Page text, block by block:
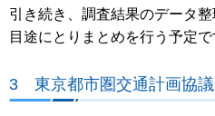
引き続き、調査結果のデータ
目途にとりまとめを行う予定で
3 東京都市圏交通計画協